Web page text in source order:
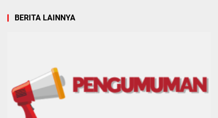
BERITA LAINNYA